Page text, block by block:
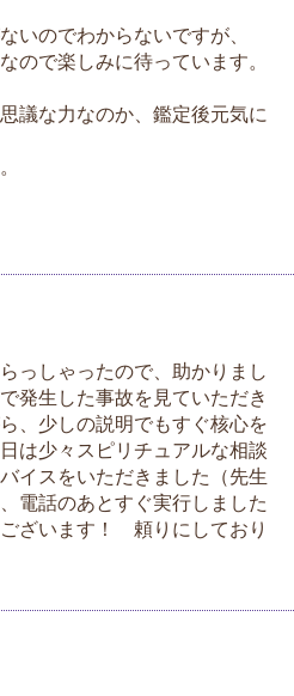
いのでわからないですが、
ので楽しみに待っています。
議な力なのか、鑑定後元気に
っしゃったので、助かりまし
発生した事故を見ていただき
、少しの説明でもすぐ核心を
は少々スピリチュアルな相談
イスをいただきました（先生
電話のあとすぐ実行しました
ざいます！ 頼りにしており